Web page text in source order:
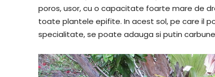
poros, usor, cu o capacitate foarte mare de
toate plantele epifite. In acest sol, pe care il
specialitate, se poate adauga si putin